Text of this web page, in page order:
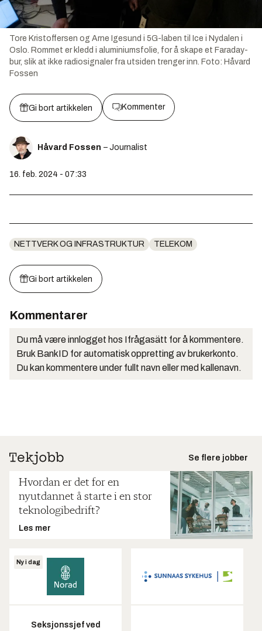
Tore Kristoffersen og Arne Igesund i 5G-laben til Ice i Nydalen i
Oslo. Rommet er kledd i aluminiumsfolie, for å skape et Faraday-
bur, slik at ikke radiosignaler fra utsiden trenger inn. Foto: Håvard
Fossen
Gi bort artikkelen Kommenter
Håvard Fossen – Journalist
16. feb. 2024 - 07:33
NETTVERK OG INFRASTRUKTUR TELEKOM
Gi bort artikkelen
Kommentarer
Du må være innlogget hos Ifrågasätt for å kommentere.
Bruk BankID for automatisk oppretting av brukerkonto.
Du kan kommentere under fullt navn eller med kallenavn.
Se flere jobber
Hvordan er det for en
nyutdannet å starte i en stor
teknologibedrift?
Les mer
Ny i dag
Seksjonssjef ved